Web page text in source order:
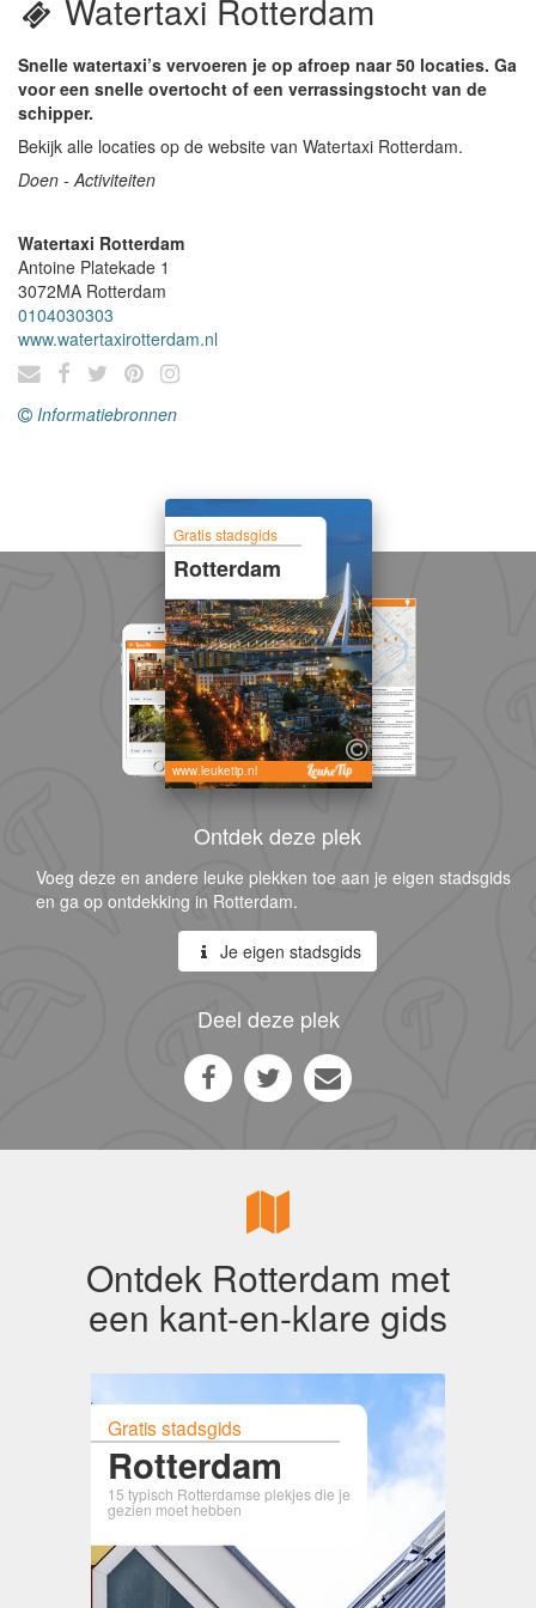
Watertaxi Rotterdam
Snelle watertaxi’s vervoeren je op afroep naar 50 locaties. Ga
voor een snelle overtocht of een verrassingstocht van de
schipper.
Bekijk alle locaties op de website van Watertaxi Rotterdam.
Doen - Activiteiten
Watertaxi Rotterdam
Antoine Platekade 1
3072MA Rotterdam
0104030303
www.watertaxirotterdam.nl
Informatiebronnen
Gratis stadsgids
Rotterdam
www.leuketip.nl
Ontdek deze plek
Voeg deze en andere leuke plekken toe aan je eigen stadsgids
en ga op ontdekking in Rotterdam.
Je eigen stadsgids
Deel deze plek
Ontdek Rotterdam met
een kant-en-klare gids
Gratis stadsgids
Rotterdam
15 typisch Rotterdamse plekjes die je
gezien moet hebben